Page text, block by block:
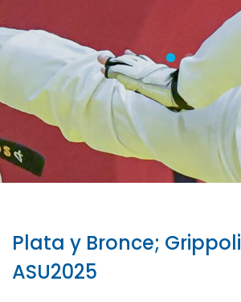
Plata y Bronce;
ASU2025